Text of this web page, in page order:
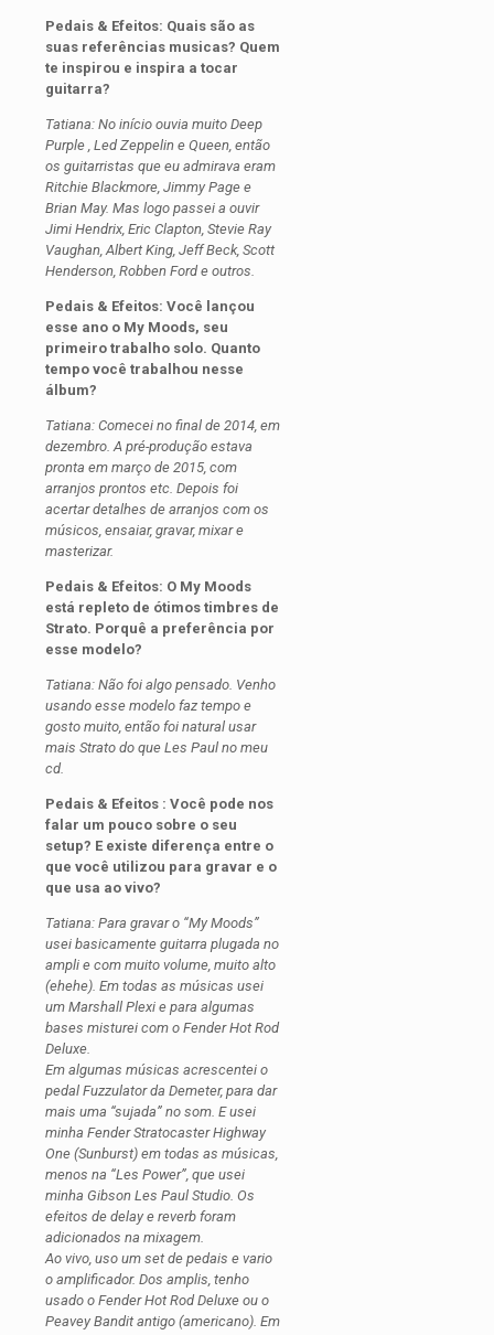
Pedais & Efeitos: Quais são as
suas referências musicas? Quem
te inspirou e inspira a tocar
guitarra?
Tatiana: No início ouvia muito Deep
Purple , Led Zeppelin e Queen, então
os guitarristas que eu admirava eram
Ritchie Blackmore, Jimmy Page e
Brian May. Mas logo passei a ouvir
Jimi Hendrix, Eric Clapton, Stevie Ray
Vaughan, Albert King, Jeff Beck, Scott
Henderson, Robben Ford e outros.
Pedais & Efeitos: Você lançou
esse ano o My Moods, seu
primeiro trabalho solo. Quanto
tempo você trabalhou nesse
álbum?
Tatiana: Comecei no final de 2014, em
dezembro. A pré-produção estava
pronta em março de 2015, com
arranjos prontos etc. Depois foi
acertar detalhes de arranjos com os
músicos, ensaiar, gravar, mixar e
masterizar.
Pedais & Efeitos: O My Moods
está repleto de ótimos timbres de
Strato. Porquê a preferência por
esse modelo?
Tatiana: Não foi algo pensado. Venho
usando esse modelo faz tempo e
gosto muito, então foi natural usar
mais Strato do que Les Paul no meu
cd.
Pedais & Efeitos : Você pode nos
falar um pouco sobre o seu
setup? E existe diferença entre o
que você utilizou para gravar e o
que usa ao vivo?
Tatiana: Para gravar o “My Moods”
usei basicamente guitarra plugada no
ampli e com muito volume, muito alto
(ehehe). Em todas as músicas usei
um Marshall Plexi e para algumas
bases misturei com o Fender Hot Rod
Deluxe.
Em algumas músicas acrescentei o
pedal Fuzzulator da Demeter, para dar
mais uma “sujada” no som. E usei
minha Fender Stratocaster Highway
One (Sunburst) em todas as músicas,
menos na “Les Power”, que usei
minha Gibson Les Paul Studio. Os
efeitos de delay e reverb foram
adicionados na mixagem.
Ao vivo, uso um set de pedais e vario
o amplificador. Dos amplis, tenho
usado o Fender Hot Rod Deluxe ou o
Peavey Bandit antigo (americano). Em